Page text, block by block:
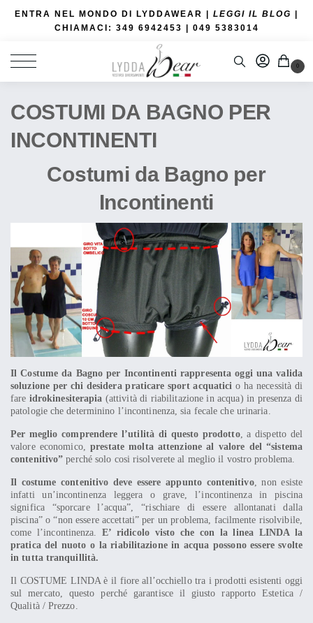
ENTRA NEL MONDO DI LYDDAWEAR | LEGGI IL BLOG |
CHIAMACI: 349 6942453 | 049 5383014
0
COSTUMI DA BAGNO PER
INCONTINENTI
Costumi da Bagno per
Incontinenti
Il Costume da Bagno per Incontinenti rappresenta oggi una valida
soluzione per chi desidera praticare sport acquatici o ha necessità di
fare idrokinesiterapia (attività di riabilitazione in acqua) in presenza di
patologie che determinino l’incontinenza, sia fecale che urinaria.
Per meglio comprendere l’utilità di questo prodotto, a dispetto del
valore economico,prestate molta attenzione al valore del “sistema
contenitivo” perché solo cosi risolverete al meglio il vostro problema.
Il costume contenitivo deve essere appunto contenitivo, non esiste
infatti un’incontinenza leggera o grave, l’incontinenza in piscina
significa “sporcare l’acqua”, “rischiare di essere allontanati dalla
piscina” o “non essere accettati” per un problema, facilmente risolvibile,
come l’incontinenza.E’ ridicolo visto che con la linea LINDA la
pratica del nuoto o la riabilitazione in acqua possono essere svolte
in tutta tranquillità.
Il COSTUME LINDA è il fiore all’occhiello tra i prodotti esistenti oggi
sul mercato, questo perché garantisce il giusto rapporto Estetica /
Qualità / Prezzo.